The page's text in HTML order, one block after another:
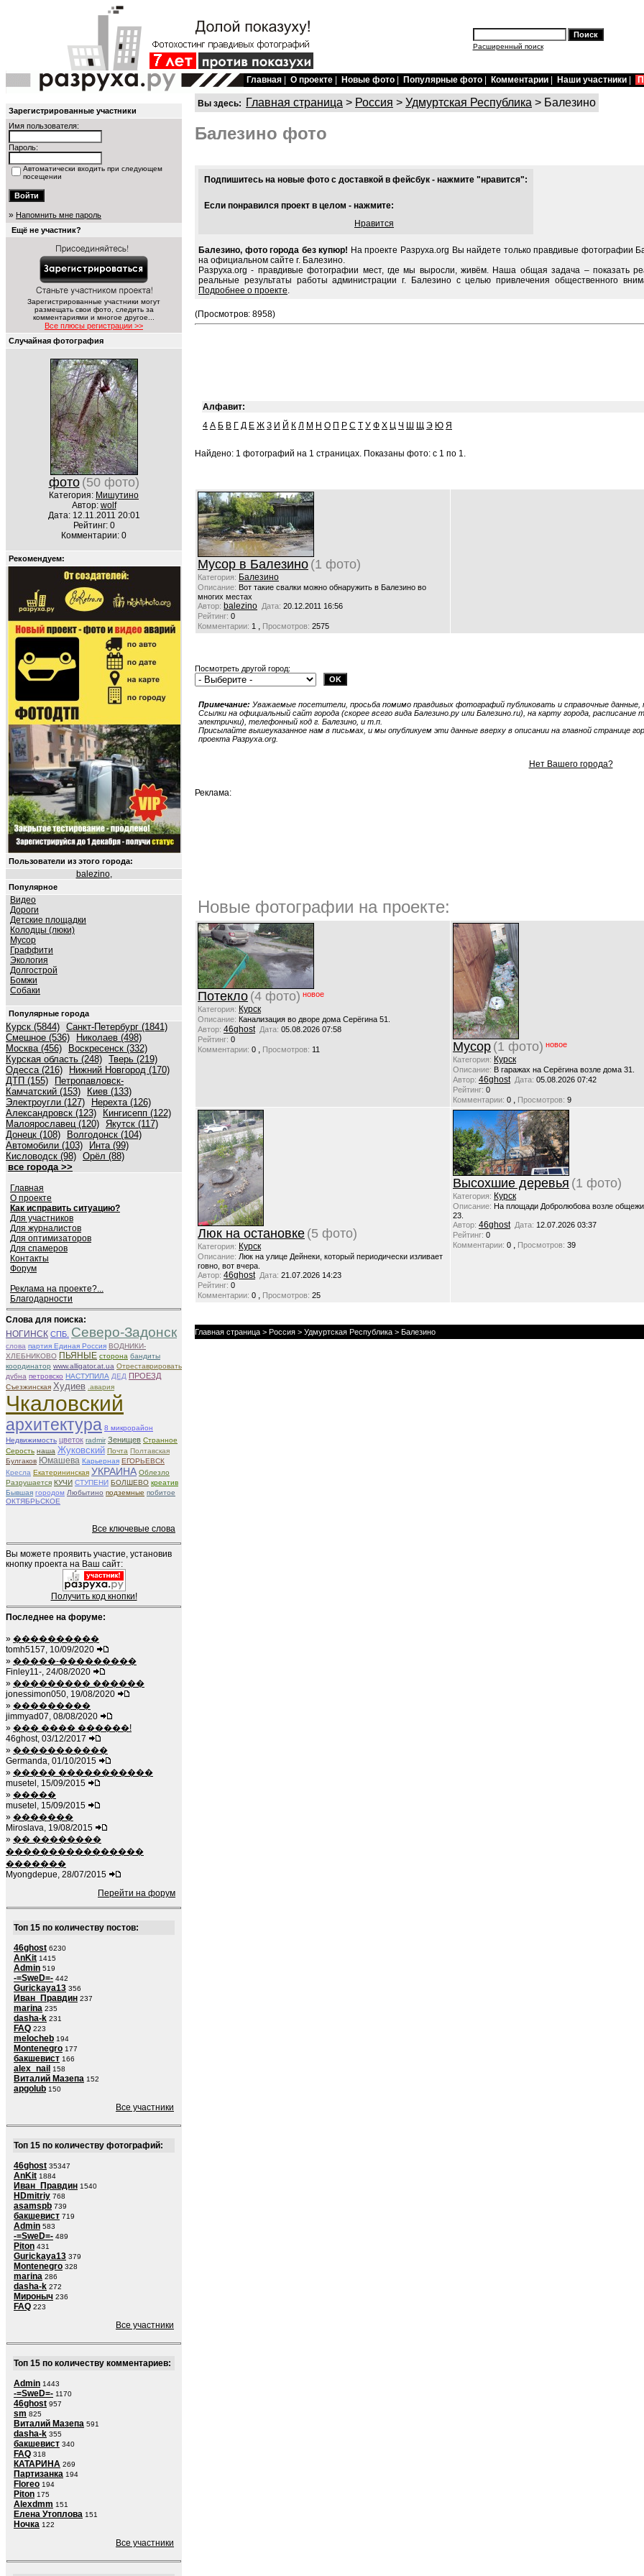
Расширенный поиск
Главная О проекте Новые фото Популярные фото Комментарии Наши участники
Зарегистрированные участники
Имя пользователя:
Пароль:
Автоматически входить при следующем
посещении
» Напомнить мне пароль
Ещё не участник?
Зарегистрированные участники могут
размещать свои фото, следить за
комментариями и многое другое...
Все плюсы регистрации >>
Случайная фотография
фото (50 фото)
Категория: Мишутино
Автор: wolf
Дата: 12.11.2011 20:01
Рейтинг: 0
Комментарии: 0
Рекомендуем:
Пользователи из этого города:
balezino,
Популярное
Видео
Дороги
Детские площадки
Колодцы (люки)
Мусор
Граффити
Экология
Долгострой
Бомжи
Собаки
Популярные города
Курск (5844) Санкт-Петербург (1841)
Смешное (536)
Николаев (498)
Москва (456)
Воскресенск (332)
Курская область (248) Тверь (219)
Одесса (216)
Нижний Новгород (170)
ДТП (155)
Петропавловск-
Камчатский (153)
Киев (133)
Электроугли (127)
Нерехта (126)
Александровск (123)
Кингисепп (122)
Малоярославец (120) Якутск (117)
Донецк (108)
Волгодонск (104)
Автомобили (103)
Инта (99)
Кисловодск (98) Орёл (88)
все города >>
Главная
О проекте
Как исправить ситуацию?
Для участников
Для журналистов
Для оптимизаторов
Для спамеров
Контакты
Форум
Реклама на проекте?...
Благодарности
Слова для поиска:
НОГИНСК СПБ. Северо-Задонск
слова партия Единая Россия ВОДНИКИ-
ХЛЕБНИКОВО ПЬЯНЫЕ сторона бандиты
координатор www.alligator.at.ua Отреставрировать
дубна петровско НАСТУПИЛА ДЕД ПРОЕЗД
Съезжинская Худиев .авария
Чкаловский
архитектура 8 микрорайон
Недвижимость цветок radmir Зенищев Странное
Серость наша Жуковский Почта Полтавская
Булгаков Юмашева Карьерная ЕГОРЬЕВСК
Кресла Екатерининская УКРАИНА Облезло
Разрушается КУЧИ СТУПЕНИ БОЛШЕВО креатив
Бывшая городом Любытино подземные побитое
ОКТЯБРЬСКОЕ
Все ключевые слова
Вы можете проявить участие, установив
кнопку проекта на Ваш сайт:
Получить код кнопки!
Последнее на форуме:
» ����������
tomh5157, 10/09/2020
» �����-���������
Finley11-, 24/08/2020
» ��������� ������
jonessimon050, 19/08/2020
» ���������
jimmyad07, 08/08/2020
» ��� ���� ������!
46ghost, 03/12/2017
» �����������
Germanda, 01/10/2015
» ����� �����������
musetel, 15/09/2015
» �����
musetel, 15/09/2015
» �������
Miroslava, 19/08/2015
» �� ��������
����������������
�������
Myongdepue, 28/07/2015
Перейти на форум
Топ 15 по количеству постов:
46ghost 6230
AnKit 1415
Admin 519
-=SweD=- 442
Gurickaya13 356
Иван_Правдин 237
marina 235
dasha-k 231
FAQ 223
melocheb 194
Montenegro 177
бакшевист 166
alex_nail 158
Виталий Мазепа 152
apgolub 150
Все участники
Топ 15 по количеству фотографий:
46ghost 35347
AnKit 1884
Иван_Правдин 1540
HDmitriy 768
asamspb 739
бакшевист 719
Admin 583
-=SweD=- 489
Piton 431
Gurickaya13 379
Montenegro 328
marina 286
dasha-k 272
Мироныч 236
FAQ 223
Все участники
Топ 15 по количеству комментариев:
Admin 1443
-=SweD=- 1170
46ghost 957
sm 825
Виталий Мазепа 591
dasha-k 355
бакшевист 340
FAQ 318
КАТАРИНА 269
Партизанка 194
Floreo 194
Piton 175
Alexdmm 151
Елена Утоплова 151
Ночка 122
Все участники
Вы здесь: Главная страница > Россия > Удмуртская Республика > Балезино
Балезино фото
Подпишитесь на новые фото с доставкой в фейсбук - нажмите "нравится":
Если понравился проект в целом - нажмите:
Нравится
Балезино, фото города без купюр! На проекте Разруха.org Вы найдете только правдивые фотографии
на официальном сайте г. Балезино.
Разруха.org - правдивые фотографии мест, где мы выросли, живём. Наша общая задача – показать
реальные результаты работы администрации г. Балезино с целью привлечения общественного
Подробнее о проекте.
(Просмотров: 8958)
Алфавит:
4 А Б В Г Д Е Ж З И Й К Л М Н О П Р С Т У Ф Х Ц Ч Ш Щ Э Ю Я
Найдено: 1 фотографий на 1 страницах. Показаны фото: с 1 по 1.
Мусор в Балезино (1 фото)
Категория: Балезино
Описание: Вот такие свалки можно обнаружить в Балезино во
многих местах
Автор: balezino Дата: 20.12.2011 16:56
Рейтинг: 0
Комментарии: 1 , Просмотров: 2575
Посмотреть другой город:
Примечание: Уважаемые посетители, просьба помимо правдивых фотографий публиковать и справочные данные,
Ссылки на официальный сайт города (скорее всего вида Балезино.ру или Балезино.ru), на карту города,
электрички), телефонный код г. Балезино, и т.п.
Присылайте вышеуказанное нам в письмах, и мы опубликуем эти данные вверху в описании на главной странице
проекта Разруха.org.
Нет Вашего города?
Реклама:
Новые фотографии на проекте:
Потекло (4 фото) новое
Категория: Курск
Описание: Канализация во дворе дома Серёгина 51.
Автор: 46ghost Дата: 05.08.2026 07:58
Рейтинг: 0
Комментарии: 0 , Просмотров: 11 Мусор (1 фото) новое
Категория: Курск
Описание: В гаражах на Серёгина возле дома 31.
Автор: 46ghost Дата: 05.08.2026 07:42
Рейтинг: 0
Комментарии: 0 , Просмотров: 9
Люк на остановке (5 фото)
Категория: Курск
Описание: Люк на улице Дейнеки, который периодически изливает
говно, вот вчера.
Автор: 46ghost Дата: 21.07.2026 14:23
Рейтинг: 0
Комментарии: 0 , Просмотров: 25
Высохшие деревья (1 фото)
Категория: Курск
Описание: На площади Добролюбова возле
23.
Автор: 46ghost Дата: 12.07.2026 03:37
Рейтинг: 0
Комментарии: 0 , Просмотров: 39
Главная страница > Россия > Удмуртская Республика > Балезино